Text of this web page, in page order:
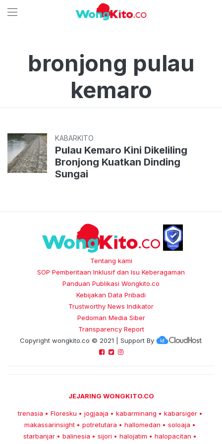
bronjong pulau
kemaro
KABARKITO
Pulau Kemaro Kini Dikeliling
Bronjong Kuatkan Dinding
Sungai
Tentang kami
SOP Pemberitaan Inklusif dan Isu Keberagaman
Panduan Publikasi Wongkito.co
Kebijakan Data Pribadi
Trustworthy News Indikator
Pedoman Media Siber
Transparency Report
Copyright wongkito.co © 2021 | Support By
JEJARING WONGKITO.CO
trenasia • Floresku • jogjaaja • kabarminang • kabarsiger •
makassarinsight • potretutara • hallomedan • soloaja •
starbanjar • balinesia • sijori • halojatim • halopacitan •